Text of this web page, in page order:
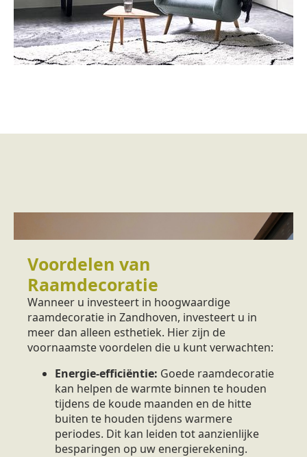
Voordelen van
Raamdecoratie
Wanneer u investeert in hoogwaardige
raamdecoratie in Zandhoven, investeert u in
meer dan alleen esthetiek. Hier zijn de
voornaamste voordelen die u kunt verwachten:
Energie-efficiëntie: Goede raamdecoratie
kan helpen de warmte binnen te houden
tijdens de koude maanden en de hitte
buiten te houden tijdens warmere
periodes. Dit kan leiden tot aanzienlijke
besparingen op uw energierekening.